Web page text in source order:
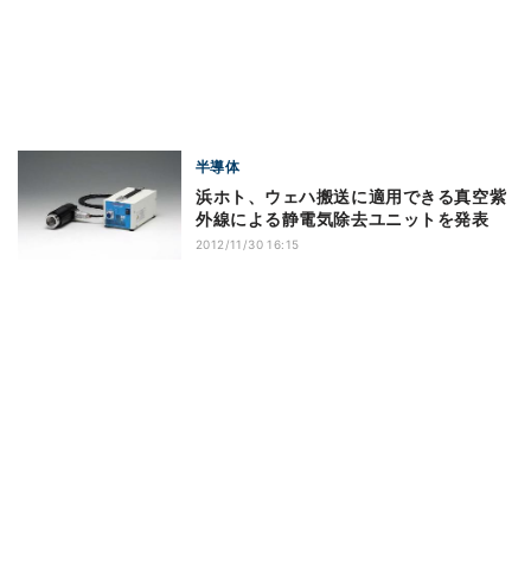
半導体
浜ホト、ウェハ搬送に適用できる真空紫
外線による静電気除去ユニットを発表
2012/11/30 16:15